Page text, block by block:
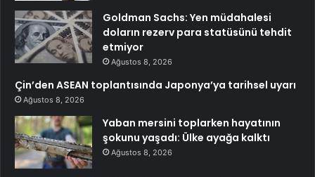
Goldman Sachs: Yen müdahalesi
doların rezerv para statüsünü tehdit
etmiyor
Ağustos 8, 2026
Çin’den ASEAN toplantısında Japonya’ya tarihsel uyarı
Ağustos 8, 2026
Yaban mersini toplarken hayatının
şokunu yaşadı: Ülke ayağa kalktı
Ağustos 8, 2026